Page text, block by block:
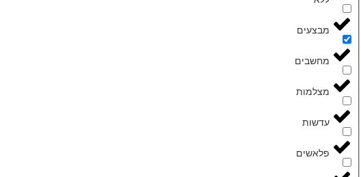
מבצעים
מחשבים
מצלמות
עדשות
פלאשים